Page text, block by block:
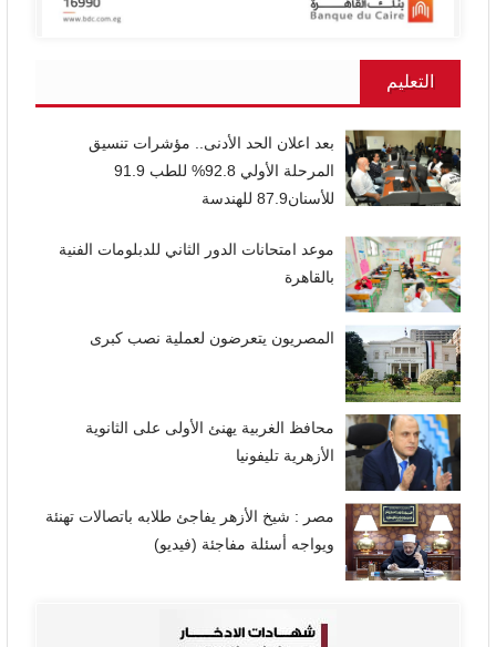
التعليم
بعد اعلان الحد الأدنى.. مؤشرات تنسيق
المرحلة الأولي 92.8% للطب 91.9
للأسنان87.9 للهندسة
موعد امتحانات الدور الثاني للدبلومات الفنية
بالقاهرة
المصريون يتعرضون لعملية نصب كبرى
محافظ الغربية يهنئ الأولى على الثانوية
الأزهرية تليفونيا
مصر : شيخ الأزهر يفاجئ طلابه باتصالات تهنئة
ويواجه أسئلة مفاجئة (فيديو)